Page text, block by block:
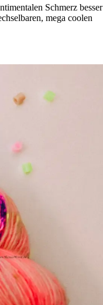
Schmerz besser
mega coolen